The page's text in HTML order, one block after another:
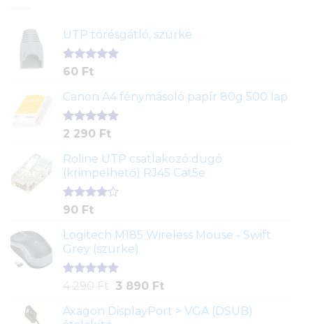
UTP törésgátló, szürke
Értékelés
ből,
1
értékelés
alapján
60 Ft
Canon A4 fénymásoló papír 80g 500 lap
Értékelés
ből,
2
értékelés
alapján
2 290 Ft
Roline UTP csatlakozó dugó
(krimpelhető) RJ45 Cat5e
Értékelés
5-ből,
2
értékelés
alapján
90 Ft
Logitech M185 Wireless Mouse - Swift
Grey (szürke)
Értékelés
ből,
1
értékelés
4 290 Ft
Original
was:
3 890 FtCurrent
is:
Axagon DisplayPort > VGA (DSUB)